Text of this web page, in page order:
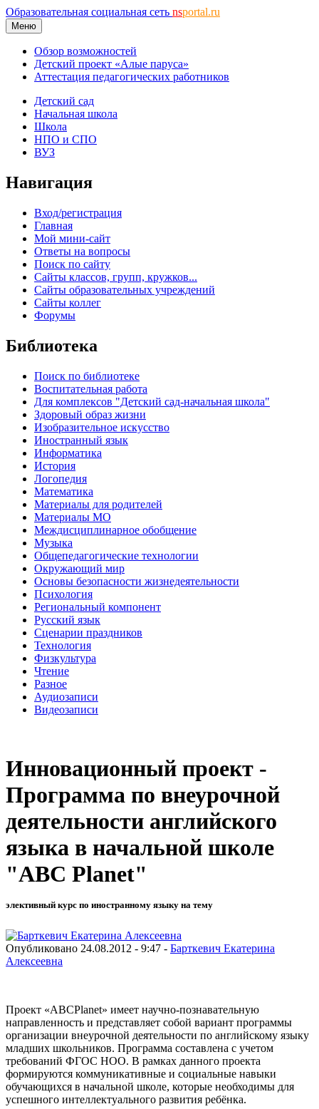
Образовательная социальная сеть nsportal.ru
Меню
Обзор возможностей
Детский проект «Алые паруса»
Аттестация педагогических работников
Детский сад
Начальная школа
Школа
НПО и СПО
ВУЗ
Навигация
Вход/регистрация
Главная
Мой мини-сайт
Ответы на вопросы
Поиск по сайту
Сайты классов, групп, кружков...
Сайты образовательных учреждений
Сайты коллег
Форумы
Библиотека
Поиск по библиотеке
Воспитательная работа
Для комплексов "Детский сад-начальная школа"
Здоровый образ жизни
Изобразительное искусство
Иностранный язык
Информатика
История
Логопедия
Математика
Материалы для родителей
Материалы МО
Междисциплинарное обобщение
Музыка
Общепедагогические технологии
Окружающий мир
Основы безопасности жизнедеятельности
Психология
Региональный компонент
Русский язык
Сценарии праздников
Технология
Физкультура
Чтение
Разное
Аудиозаписи
Видеозаписи
Инновационный проект -
Программа по внеурочной
деятельности английского
языка в начальной школе
"ABC Planet"
элективный курс по иностранному языку на тему
Опубликовано 24.08.2012 - 9:47 - Барткевич Екатерина
Алексеевна
Проект «ABCPlanet» имеет научно-познавательную
направленность и представляет собой вариант программы
организации внеурочной деятельности по английскому языку
младших школьников. Программа составлена с учетом
требований ФГОС НОО. В рамках данного проекта
формируются коммуникативные и социальные навыки
обучающихся в начальной школе, которые необходимы для
успешного интеллектуального развития ребёнка.